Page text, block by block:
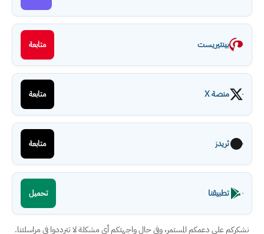
بينتيريست متابعة
منصة X متابعة
ثريدز متابعة
تطبيقنا تحميل
نشكركم على دعمكم المستمر، وفي حال واجهتكم أي مشكلة لا تترددوا في مراسلتنا.